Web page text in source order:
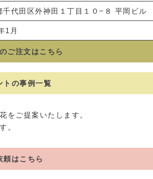
千代田区外神田１丁目１０−８ 平岡ビル
1月
ご注文はこちら
トの事例一覧
をご提案いたします。
。
頼はこちら